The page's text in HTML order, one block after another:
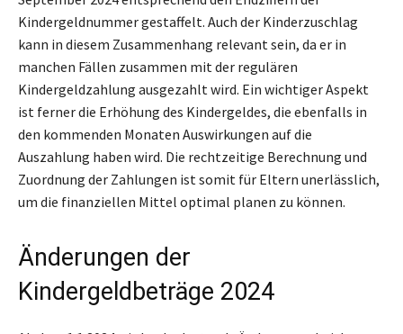
Kindergeldnummer gestaffelt. Auch der Kinderzuschlag
kann in diesem Zusammenhang relevant sein, da er in
manchen Fällen zusammen mit der regulären
Kindergeldzahlung ausgezahlt wird. Ein wichtiger Aspekt
ist ferner die Erhöhung des Kindergeldes, die ebenfalls in
den kommenden Monaten Auswirkungen auf die
Auszahlung haben wird. Die rechtzeitige Berechnung und
Zuordnung der Zahlungen ist somit für Eltern unerlässlich,
um die finanziellen Mittel optimal planen zu können.
Änderungen der
Kindergeldbeträge 2024